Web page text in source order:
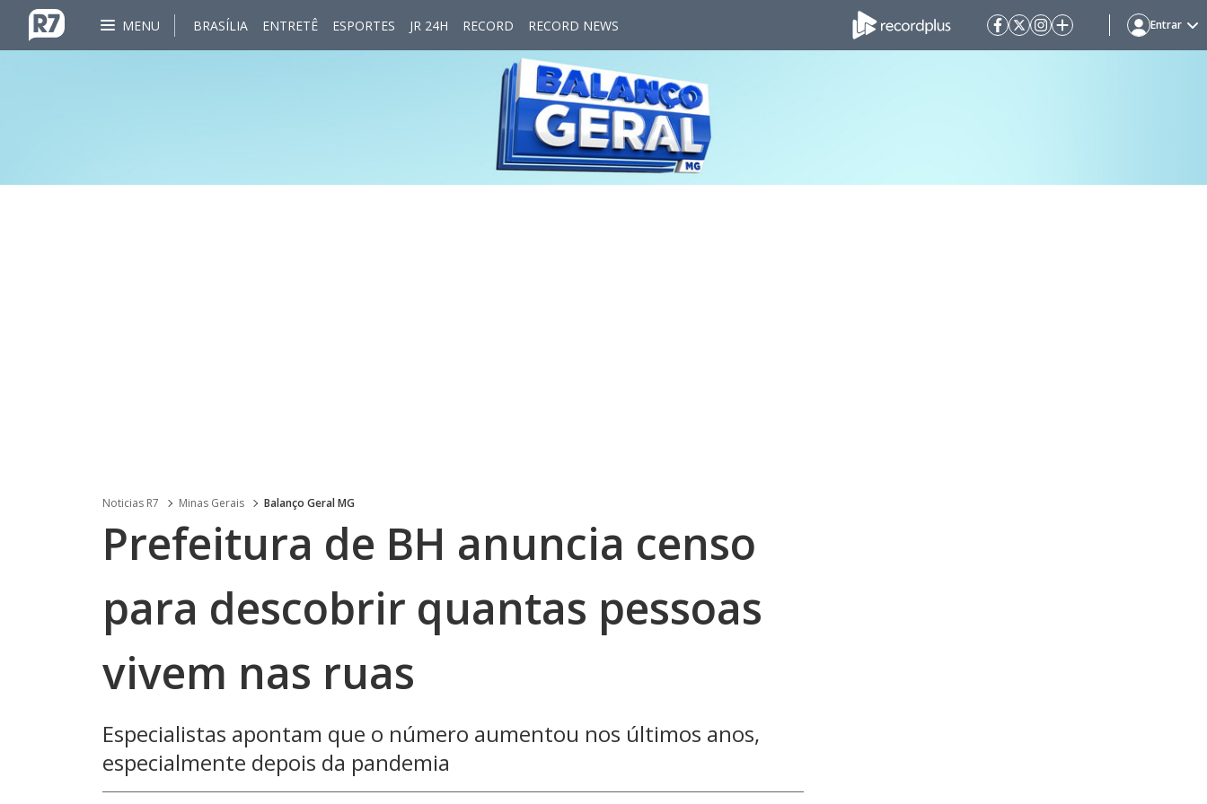
MENU BRASÍLIA ENTRETÊ ESPORTES JR 24H RECORD RECORD NEWS Entrar
Noticias R7 Minas Gerais Balanço Geral MG
Prefeitura de BH anuncia censo
para descobrir quantas pessoas
vivem nas ruas
Especialistas apontam que o número aumentou nos últimos anos,
especialmente depois da pandemia